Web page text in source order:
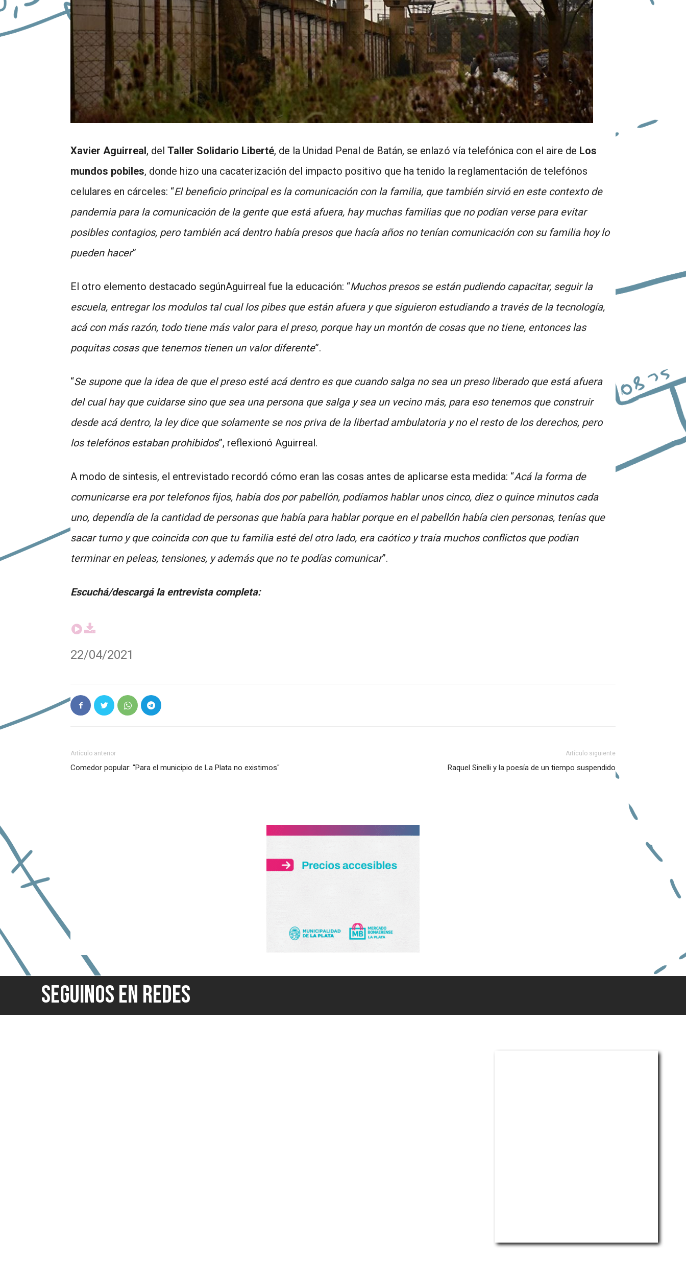
Xavier Aguirreal, del Taller Solidario Liberté, de la Unidad Penal de Batán, se enlazó vía telefónica con el aire de Los
mundos pobiles, donde hizo una cacaterización del impacto positivo que ha tenido la reglamentación de telefónos
celulares en cárceles: “El beneficio principal es la comunicación con la familia, que también sirvió en este contexto de
pandemia para la comunicación de la gente que está afuera, hay muchas familias que no podían verse para evitar
posibles contagios, pero también acá dentro había presos que hacía años no tenían comunicación con su familia hoy lo
pueden hacer”
El otro elemento destacado segúnAguirreal fue la educación: “Muchos presos se están pudiendo capacitar, seguir la
escuela, entregar los modulos tal cual los pibes que están afuera y que siguieron estudiando a través de la tecnología,
acá con más razón, todo tiene más valor para el preso, porque hay un montón de cosas que no tiene, entonces las
poquitas cosas que tenemos tienen un valor diferente”.
“Se supone que la idea de que el preso esté acá dentro es que cuando salga no sea un preso liberado que está afuera
del cual hay que cuidarse sino que sea una persona que salga y sea un vecino más, para eso tenemos que construir
desde acá dentro, la ley dice que solamente se nos priva de la libertad ambulatoria y no el resto de los derechos, pero
los telefónos estaban prohibidos”, reflexionó Aguirreal.
A modo de sintesis, el entrevistado recordó cómo eran las cosas antes de aplicarse esta medida: “Acá la forma de
comunicarse era por telefonos fijos, había dos por pabellón, podíamos hablar unos cinco, diez o quince minutos cada
uno, dependía de la cantidad de personas que había para hablar porque en el pabellón había cien personas, tenías que
sacar turno y que coincida con que tu familia esté del otro lado, era caótico y traía muchos conflictos que podían
terminar en peleas, tensiones, y además que no te podías comunicar”.
Escuchá/descargá la entrevista completa:
22/04/2021
Artículo anterior
Comedor popular: "Para el municipio de La Plata no existimos"
Artículo siguiente
Raquel Sinelli y la poesía de un tiempo suspendido
SEGUINOS EN REDES